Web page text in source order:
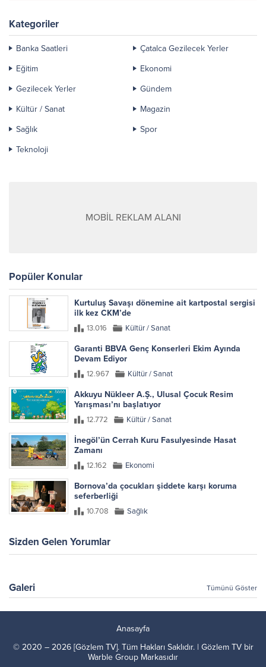
Kategoriler
Banka Saatleri
Çatalca Gezilecek Yerler
Eğitim
Ekonomi
Gezilecek Yerler
Gündem
Kültür / Sanat
Magazin
Sağlık
Spor
Teknoloji
MOBİL REKLAM ALANI
Popüler Konular
Kurtuluş Savaşı dönemine ait kartpostal sergisi
ilk kez CKM’de
13.016 Kültür / Sanat
Garanti BBVA Genç Konserleri Ekim Ayında
Devam Ediyor
12.967 Kültür / Sanat
Akkuyu Nükleer A.Ş., Ulusal Çocuk Resim
Yarışması’nı başlatıyor
12.772 Kültür / Sanat
İnegöl’ün Cerrah Kuru Fasulyesinde Hasat
Zamanı
12.162 Ekonomi
Bornova’da çocukları şiddete karşı koruma
seferberliği
10.708 Sağlık
Sizden Gelen Yorumlar
Galeri Tümünü Göster
Anasayfa
© 2020 – 2026 [Gözlem TV]. Tüm Hakları Saklıdır. | Gözlem TV bir
Warble Group Markasıdır